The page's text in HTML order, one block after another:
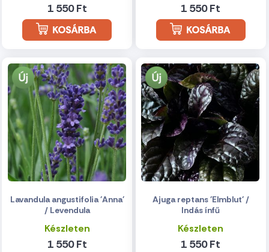
1 550 Ft 1 550 Ft
Lavandula angustifolia 'Anna'
/ Levendula
Készleten
1 550 Ft
Ajuga reptans 'Elmblut' /
Indás ínfű
Készleten
1 550 Ft